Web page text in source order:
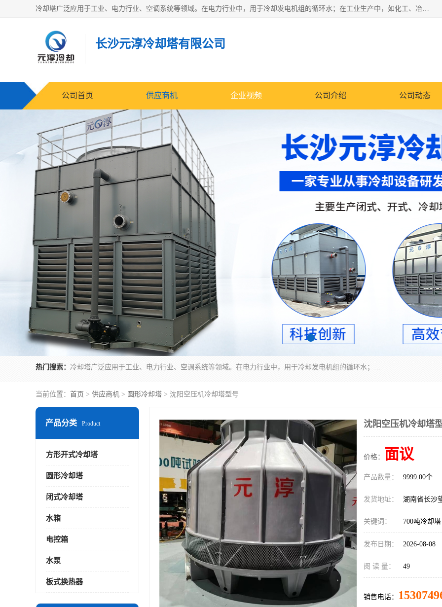
冷却塔广泛应用于工业、电力行业、空调系统等领域。在电力行业中，用于冷却发电机组的循环水；在工业生产中，如化工、冶金等行业，可降低生产过程中产生的热量；在空调系统中，为空调设备提供冷却水源
长沙元淳冷却塔有限公司
公司首页 供应商机 企业视频 公司介绍 公司动态
热门搜索： 冷却塔广泛应用于工业、电力行业、空调系统等领域。在电力行业中，用于冷却发电机组的循环水；在工业生产中，如化工、冶金等行业，可降低生产过程中产生的热量；在空调系统中，为空调设备提供冷却水源
当前位置： 首页 > 供应商机 > 圆形冷却塔 > 沈阳空压机冷却塔型号
产品分类 Product
方形开式冷却塔
圆形冷却塔
闭式冷却塔
水箱
电控箱
水泵
板式换热器
沈阳空压机冷却塔
价格： 面议
产品数量： 9999.00个
发货地址： 湖南省长沙
关键词： 700吨冷却塔
发布日期： 2026-08-08
阅 读 量： 49
销售电话：